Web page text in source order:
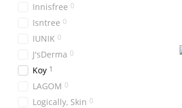
Innisfree 0
Isntree 0
IUNIK 0
J'sDerma 0
Koy 1
LAGOM 0
Logically, Skin 0